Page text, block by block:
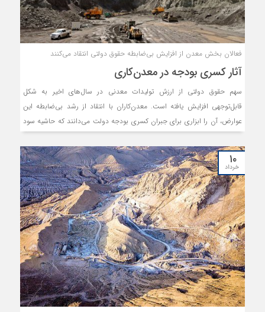
فعالان بخش معدن از افزایش بی‌ضابطه حقوق دولتی انتقاد می‌کنند
آثار کسری بودجه در معدن‌کاری
سهم حقوق دولتی از ارزش تولیدات معدنی در سال‌های اخیر به شکل
قابل‌توجهی افزایش یافته ‌است. معدن‌کاران با انتقاد از رشد بی‌ضابطه این
عوارض، آن را ابزاری برای جبران کسری بودجه دولت می‌دانند که حاشیه سود
۱۰
خرداد